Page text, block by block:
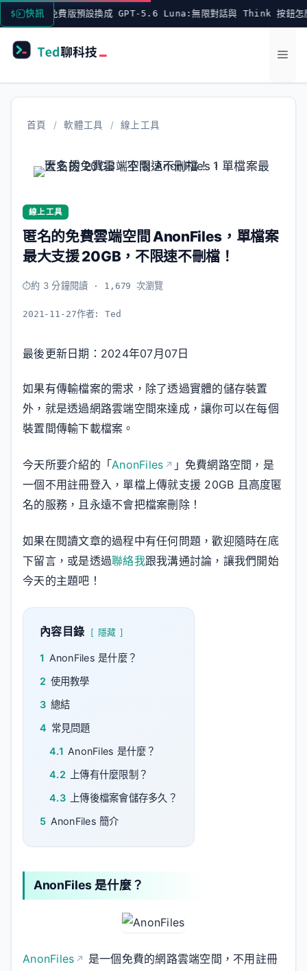
跳
至
快訊
免費版預設換成 GPT-5.6 Luna:無限對話與 Think 按鈕怎麼用
選
單
首頁 / 軟體工具 / 線上工具
線上工具
匿名的免費雲端空間 AnonFiles，單檔案
最大支援 20GB，不限速不刪檔！
約 3 分鐘閱讀 · 1,679 次瀏覽
2021-11-27作者:Ted
最後更新日期：2024年07月07日
如果有傳輸檔案的需求，除了透過實體的儲存裝置
外，就是透過網路雲端空間來達成，讓你可以在每個
裝置間傳輸下載檔案。
今天所要介紹的「AnonFiles
」免費網路空間，是
一個不用註冊登入，單檔上傳就支援 20GB 且高度匿
名的服務，且永遠不會把檔案刪除！
如果在閱讀文章的過程中有任何問題，歡迎隨時在底
下留言，或是透過聯絡我跟我溝通討論，讓我們開始
今天的主題吧！
內容目錄 隱藏
1 AnonFiles 是什麼？
2 使用教學
3 總結
4 常見問題
4.1 AnonFiles 是什麼？
4.2
上傳有什麼限制？
4.3
上傳後檔案會儲存多久？
5 AnonFiles 簡介
AnonFiles 是什麼？
AnonFiles
是一個免費的網路雲端空間，不用註冊